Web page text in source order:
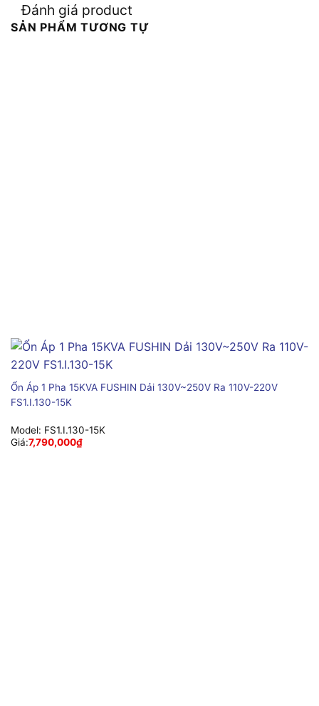
Đánh giá product
SẢN PHẨM TƯƠNG TỰ
Ổn Áp 1 Pha 15KVA FUSHIN Dải 130V~250V Ra 110V-220V
FS1.I.130-15K
Model: FS1.I.130-15K
Giá:7,790,000₫